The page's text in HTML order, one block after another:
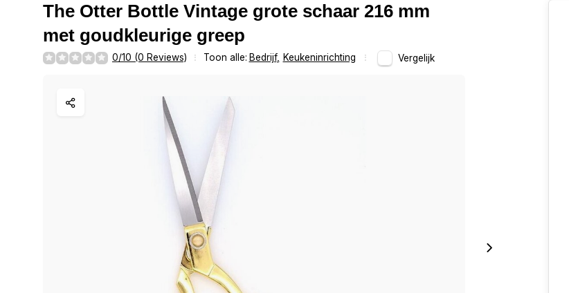
The Otter Bottle Vintage grote schaar 216 mm
met goudkleurige greep
0/10 (0 Reviews) Toon alle: Bedrijf, Keukeninrichting Vergelijk